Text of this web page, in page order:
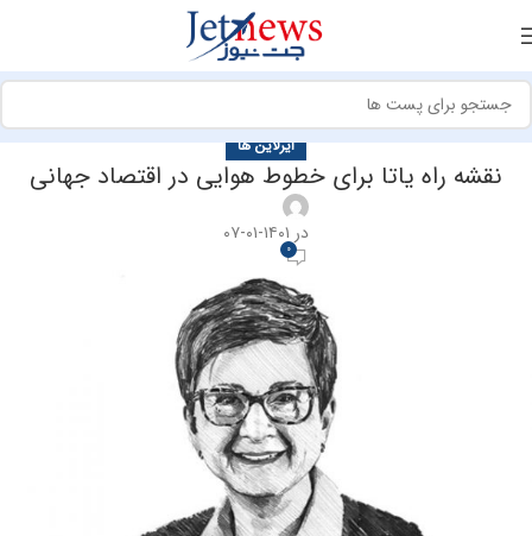
ایرلاین ها
نقشه راه یاتا برای خطوط هوایی در اقتصاد جهانی
در ۱۴۰۱-۰۱-۰۷
0